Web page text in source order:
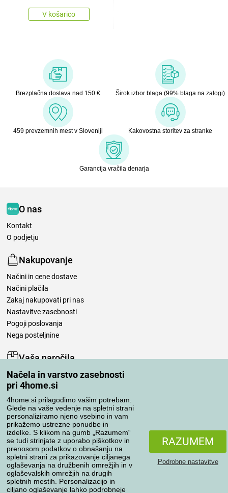
Načela in varstvo zasebnosti
pri 4home.si
4home.si prilagodimo vašim potrebam.
Glede na vaše vedenje na spletni strani
personaliziramo njeno vsebino in vam
prikažemo ustrezne ponudbe in
izdelke. S klikom na gumb „Razumem“
se tudi strinjate z uporabo piškotkov in
prenosom podatkov o obnašanju na
spletni strani za prikazovanje ciljanega
oglaševanja na družbenih omrežjih in v
oglaševalskih omrežjih na drugih
spletnih mestih. Personalizacijo in
ciljano oglaševanje lahko podrobneje
RAZUMEM
Podrobne nastavitve
V košarico
Brezplačna dostava nad 150 € Širok izbor blaga (99% blaga na zalogi)
459 prevzemnih mest v Sloveniji Kakovostna storitev za stranke
Garancija vračila denarja
O nas
Kontakt
O podjetju
Nakupovanje
Načini in cene dostave
Načini plačila
Zakaj nakupovati pri nas
Nastavitve zasebnosti
Pogoji poslovanja
Nega posteljnine
Vaša naročila
Moj račun
Pregled naročil
Reklamacija
Odstop od kupoprodajne pogodbe
Pravila obdelave ocen
Načini prevoza
Načini plačila